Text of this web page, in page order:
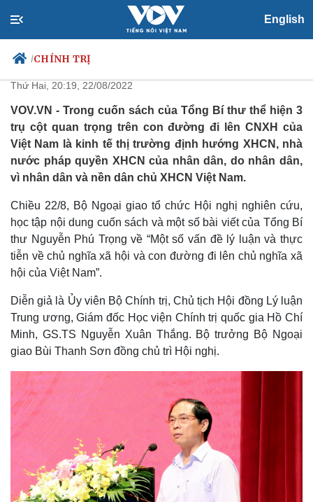
English
/CHÍNH TRỊ
Chính trị
Đảng
Tổ chức nhân sự
Quốc hội
Xã hội
Tin 24h
Dự báo thời tiết
Giáo dục
Việc làm
Biển đảo
Thế giới
Multimedia
3 trụ cột quan trọng trên con
đường đi lên CNXH của Việt Nam
Thứ Hai, 20:19, 22/08/2022
VOV.VN - Trong cuốn sách của Tổng Bí thư thể hiện 3
trụ cột quan trọng trên con đường đi lên CNXH của
Việt Nam là kinh tế thị trường định hướng XHCN, nhà
nước pháp quyền XHCN của nhân dân, do nhân dân,
vì nhân dân và nền dân chủ XHCN Việt Nam.
Chiều 22/8, Bộ Ngoại giao tổ chức Hội nghị nghiên cứu,
học tập nội dung cuốn sách và một số bài viết của Tổng Bí
thư Nguyễn Phú Trọng về “Một số vấn đề lý luận và thực
tiễn về chủ nghĩa xã hội và con đường đi lên chủ nghĩa xã
hội của Việt Nam”.
Diễn giả là Ủy viên Bộ Chính trị, Chủ tịch Hội đồng Lý luận
Trung ương, Giám đốc Học viện Chính trị quốc gia Hồ Chí
Minh, GS.TS Nguyễn Xuân Thắng. Bộ trưởng Bộ Ngoại
giao Bùi Thanh Sơn đồng chủ trì Hội nghị.